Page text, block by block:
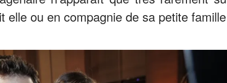
elle ou en compagnie de sa petite